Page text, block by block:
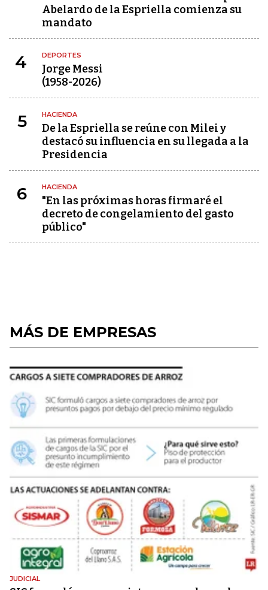
Abelardo de la Espriella comienza su
mandato
4 DEPORTES
Jorge Messi
(1958-2026)
5 HACIENDA
De la Espriella se reúne con Milei y
destacó su influencia en su llegada a la
Presidencia
6 HACIENDA
"En las próximas horas firmaré el
decreto de congelamiento del gasto
público"
MÁS DE EMPRESAS
JUDICIAL